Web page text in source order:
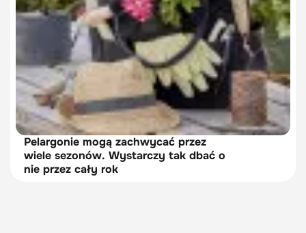
Pelargonie mogą zachwycać przez
wiele sezonów. Wystarczy tak dbać o
nie przez cały rok